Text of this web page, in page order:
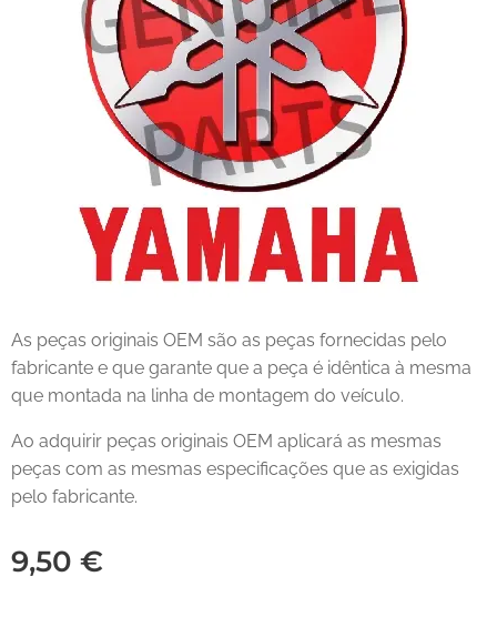
As peças originais OEM são as peças fornecidas pelo
fabricante e que garante que a peça é idêntica à mesma
que montada na linha de montagem do veículo.
Ao adquirir peças originais OEM aplicará as mesmas
peças com as mesmas especificações que as exigidas
pelo fabricante.
9,50 €